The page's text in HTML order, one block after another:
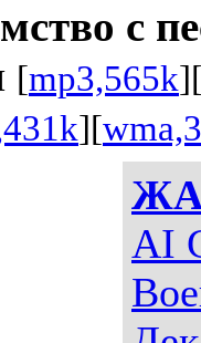
с
[mp3,565k
][
AI